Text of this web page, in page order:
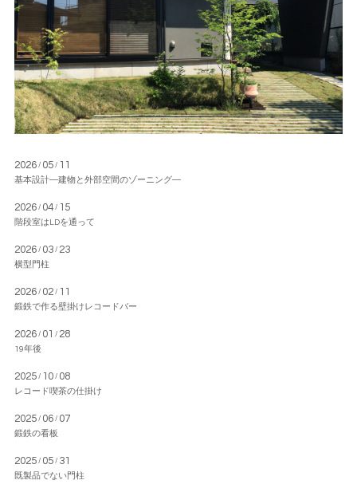
2026 / 05 / 11
基本設計―建物と外部空間のゾーニング―
2026 / 04 / 15
階段室はLDを通って
2026 / 03 / 23
横型門柱
2026 / 02 / 11
鍛鉄で作る壁掛けレコードバー
2026 / 01 / 28
19年後
2025 / 10 / 08
レコード喫茶の仕掛け
2025 / 06 / 07
鍛鉄の看板
2025 / 05 / 31
既製品でない門柱